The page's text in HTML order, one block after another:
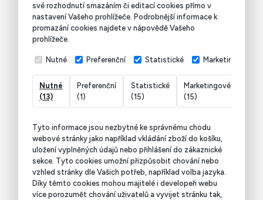
své rozhodnutí smazáním či editací cookies přímo v
nastavení Vašeho prohlížeče. Podrobnější informace k
promazání cookies najdete v nápovědě Vašeho
prohlížeče.
Nutné Preferenční Statistické Marketingové
Nutné
(13)
Preferenční
(1)
Statistické
(15)
Marketingové
(15)
Tyto informace jsou nezbytné ke správnému chodu
webové stránky jako například vkládání zboží do košíku,
uložení vyplněných údajů nebo přihlášení do zákaznické
sekce. Tyto cookies umožní přizpůsobit chování nebo
vzhled stránky dle Vašich potřeb, například volba jazyka.
Díky těmto cookies mohou majitelé i developeři webu
více porozumět chování uživatelů a vyvijet stránku tak,